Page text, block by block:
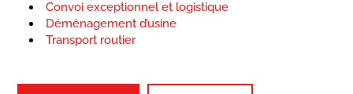
Convoi exceptionnel et logistique
Déménagement d’usine
Transport routier